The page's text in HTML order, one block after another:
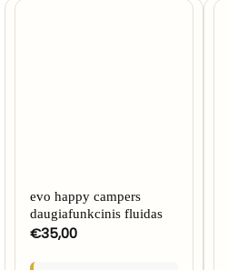
evo happy campers
daugiafunkcinis fluidas
€35,00